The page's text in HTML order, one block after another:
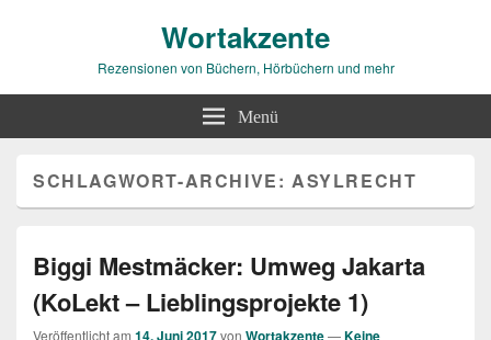
Wortakzente
Rezensionen von Büchern, Hörbüchern und mehr
Menü
SCHLAGWORT-ARCHIVE:ASYLRECHT
Biggi Mestmäcker: Umweg Jakarta
(KoLekt – Lieblingsprojekte 1)
Veröffentlicht am 14. Juni 2017von Wortakzente—Keine